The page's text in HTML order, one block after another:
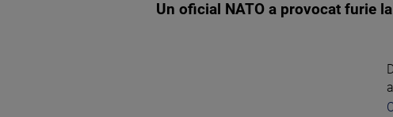
Un oficial NATO a provocat furie